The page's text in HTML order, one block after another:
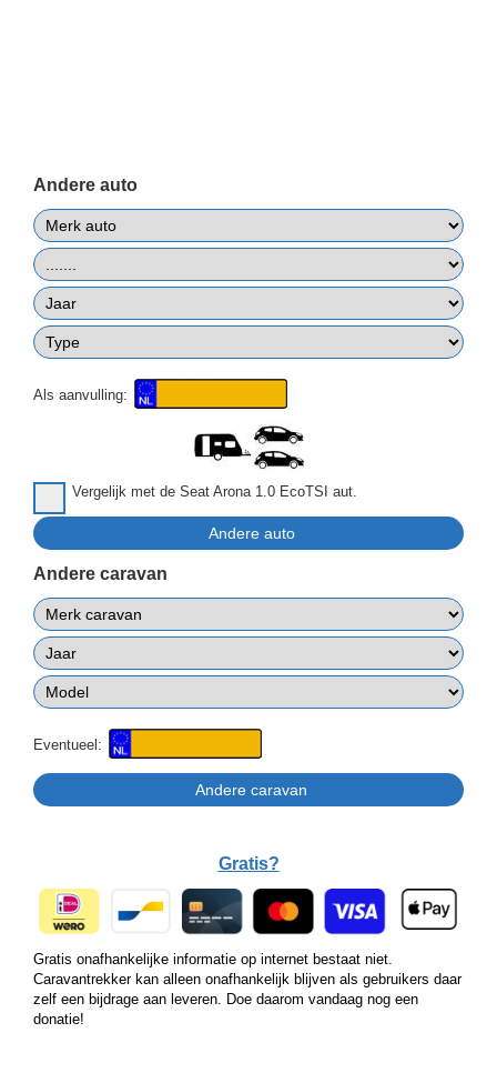
Andere auto
Als aanvulling:
Vergelijk met de Seat Arona 1.0 EcoTSI aut.
Andere caravan
Eventueel:
Gratis?
Gratis onafhankelijke informatie op internet bestaat niet.
Caravantrekker kan alleen onafhankelijk blijven als gebruikers daar
zelf een bijdrage aan leveren. Doe daarom vandaag nog een
donatie!